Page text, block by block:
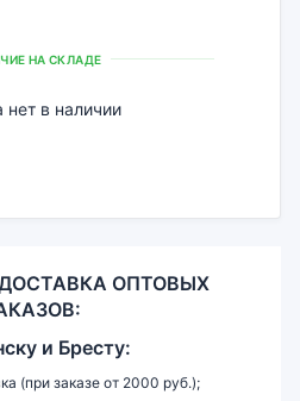
НА СКЛАДЕ
нет в наличии
ОПТОВЫХ
и Бресту:
(при заказе от 2000 руб.);